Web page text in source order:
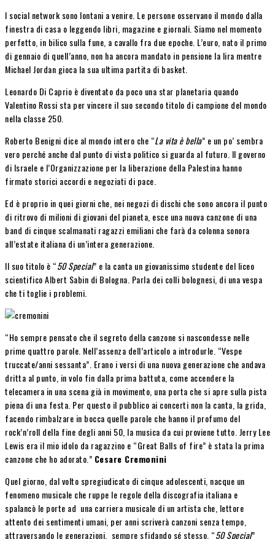
I social network sono lontani a venire. Le persone osservano il mondo dalla
finestra di casa o leggendo libri, magazine e giornali. Siamo nel momento
perfetto, in bilico sulla fune, a cavallo fra due epoche. L’euro, nato il primo
di gennaio di quell’anno, non ha ancora mandato in pensione la lira mentre
Michael Jordan gioca la sua ultima partita di basket.
Leonardo Di Caprio è diventato da poco una star planetaria quando
Valentino Rossi sta per vincere il suo secondo titolo di campione del mondo
nella classe 250.
Roberto Benigni dice al mondo intero che “La vita è bella” e un po’ sembra
vero perché anche dal punto di vista politico si guarda al futuro. Il governo
di Israele e l’Organizzazione per la liberazione della Palestina hanno
firmato storici accordi e negoziati di pace.
Ed è proprio in quei giorni che, nei negozi di dischi che sono ancora il punto
di ritrovo di milioni di giovani del pianeta, esce una nuova canzone di una
band di cinque scalmanati ragazzi emiliani che farà da colonna sonora
all’estate italiana di un’intera generazione.
Il suo titolo è “50 Special” e la canta un giovanissimo studente del liceo
scientifico Albert Sabin di Bologna. Parla dei colli bolognesi, di una vespa
che ti toglie i problemi.
“Ho sempre pensato che il segreto della canzone si nascondesse nelle
prime quattro parole. Nell’assenza dell’articolo a introdurle. “Vespe
truccate/anni sessanta”. Erano i versi di una nuova generazione che andava
dritta al punto, in volo fin dalla prima battuta, come accendere la
telecamera in una scena già in movimento, una porta che si apre sulla pista
piena di una festa. Per questo il pubblico ai concerti non la canta, la grida,
facendo rimbalzare in bocca quelle parole che hanno il profumo del
rock’n’roll della fine degli anni 50, la musica da cui proviene tutto. Jerry Lee
Lewis era il mio idolo da ragazzino e “Great Balls of fire” è stata la prima
canzone che ho adorato.” Cesare Cremonini
Quel giorno, dal volto spregiudicato di cinque adolescenti, nacque un
fenomeno musicale che ruppe le regole della discografia italiana e
spalancò le porte ad una carriera musicale di un artista che, lettore
attento dei sentimenti umani, per anni scriverà canzoni senza tempo,
attraversando le generazioni, sempre sfidando sé stesso. “50 Special”